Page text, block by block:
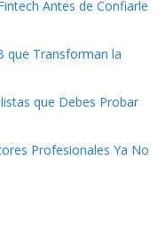
Antes de Confiarle
que Transforman la
que Debes Probar
Profesionales Ya No